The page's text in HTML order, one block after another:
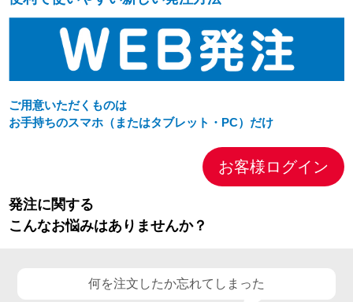
ご用意いただくものは
お手持ちのスマホ（またはタブレット・PC）だけ
お客様ログイン
発注に関する
こんなお悩みはありませんか？
何を注文したか忘れてしまった